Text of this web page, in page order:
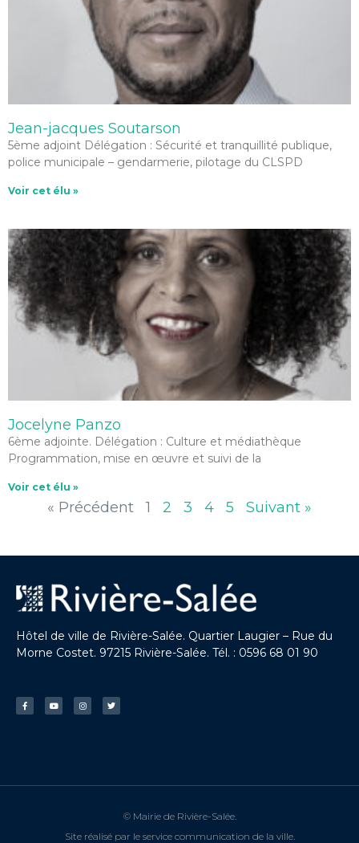
Jean-jacques Soutarson
5ème adjoint Délégation : Sécurité et tranquillité publique,
police municipale – gendarmerie, pilotage du CLSPD
Voir cet élu »
Jocelyne Panzo
6ème adjointe. Délégation : Culture et médiathèque
Programmation, mise en œuvre et suivi de la
Voir cet élu »
« Précédent 1 2 3 4 5 Suivant »
Hôtel de ville de Rivière-Salée. Quartier Laugier – Rue du
Morne Costet. 97215 Rivière-Salée. Tél. : 0596 68 01 90
© Mairie de Rivière-Salée.
Site réalisé par le service communication de la ville.